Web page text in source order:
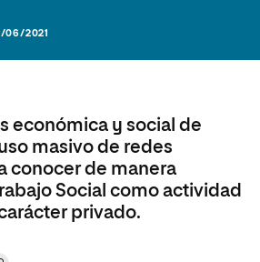
06/2021
económica y social de
masivo de redes
conocer de manera
Social como actividad
privado.